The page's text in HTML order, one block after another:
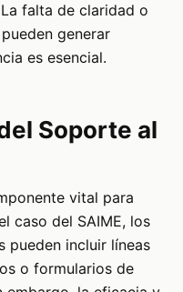
falta de claridad o
generar
es esencial.
Soporte al
vital para
caso del SAIME, los
pueden incluir líneas
o formularios de